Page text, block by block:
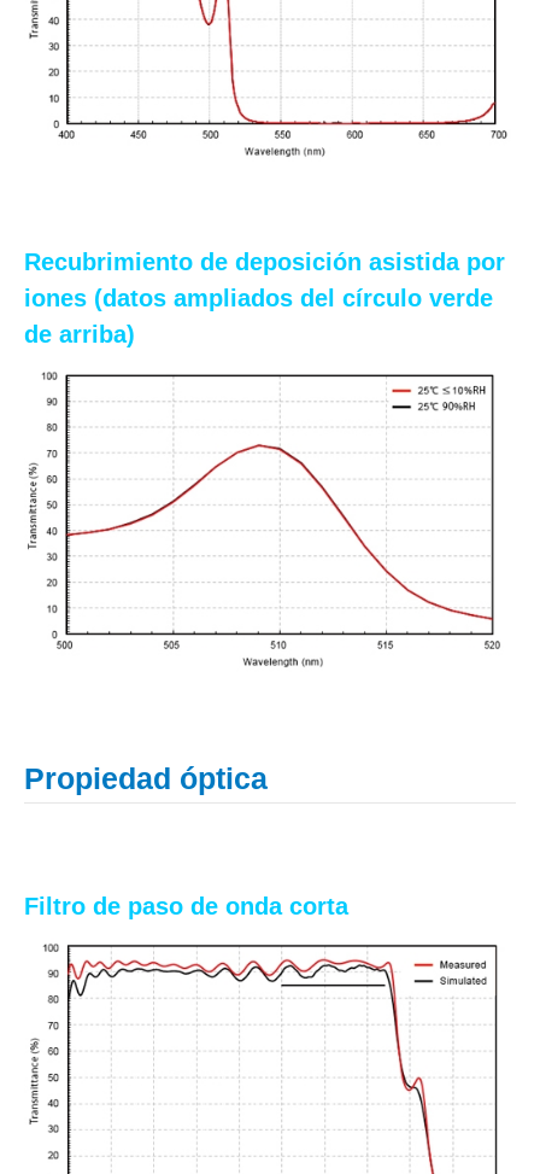
Recubrimiento de deposición asistida por
iones (datos ampliados del círculo verde
de arriba)
Propiedad óptica
Filtro de paso de onda corta